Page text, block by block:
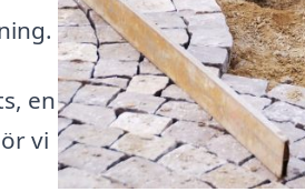
en
vi